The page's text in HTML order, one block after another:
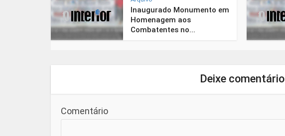
Inaugurado Monumento em
Homenagem aos
Combatentes no...
Deixe comentário
Comentário